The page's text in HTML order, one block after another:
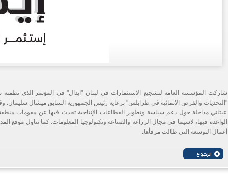
شاركت المؤسسة العامة لتشجيع الاستثمارات في لبنان "ايدال" في المؤتمر الذي
"التحديات والفرص الانمائية في طرابلس" برعاية رئيس الجمهورية السابق ميشال
عيتاني مداخلة حول دعم سياسة وتطوير القطاعات الإنتاحية تحدث فيها عن مقومات
الواعدة فيها، لاسيما في مجال الزراعة والصناعة وتكنولوجيا المعلومات. كما تناول موقع
أعمال التوسعة التي طالت مرفأها.